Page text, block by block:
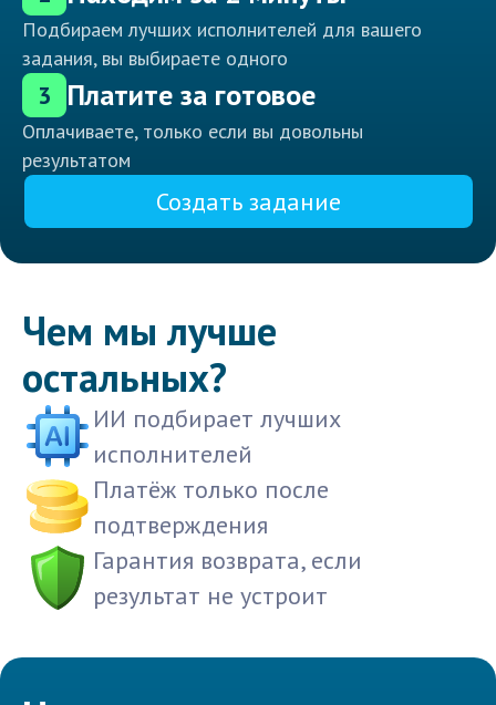
Подбираем лучших исполнителей для вашего
задания, вы выбираете одного
3 Платите за готовое
Оплачиваете, только если вы довольны
результатом
Создать задание
Чем мы лучше
остальных?
ИИ подбирает лучших
исполнителей
Платёж только после
подтверждения
Гарантия возврата, если
результат не устроит